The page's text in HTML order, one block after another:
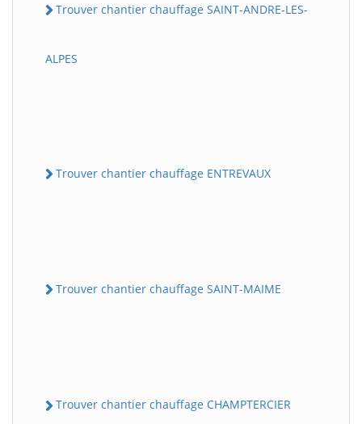
Trouver chantier chauffage SAINT-ANDRE-LES-
ALPES
Trouver chantier chauffage ENTREVAUX
Trouver chantier chauffage SAINT-MAIME
Trouver chantier chauffage CHAMPTERCIER